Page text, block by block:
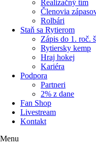
Realizačný tím
Členovia
Rolbári
Staň sa Rytierom
Zápis do 1. roč.
Rytiersky kemp
Hraj hokej
Kariéra
Podpora
Partneri
2% z dane
Fan Shop
Livestream
Kontakt
Menu